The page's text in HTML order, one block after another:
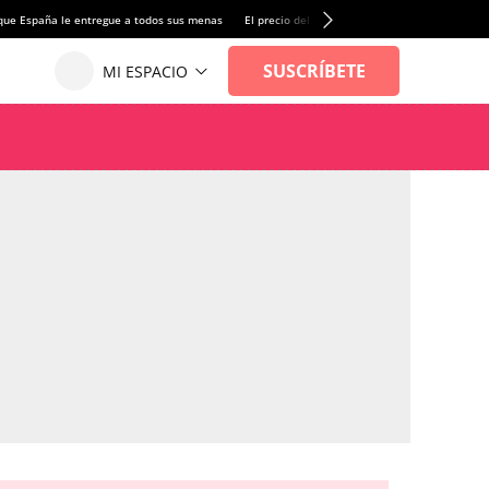
España le entregue a todos sus menas El precio del alquiler de vivienda baja por